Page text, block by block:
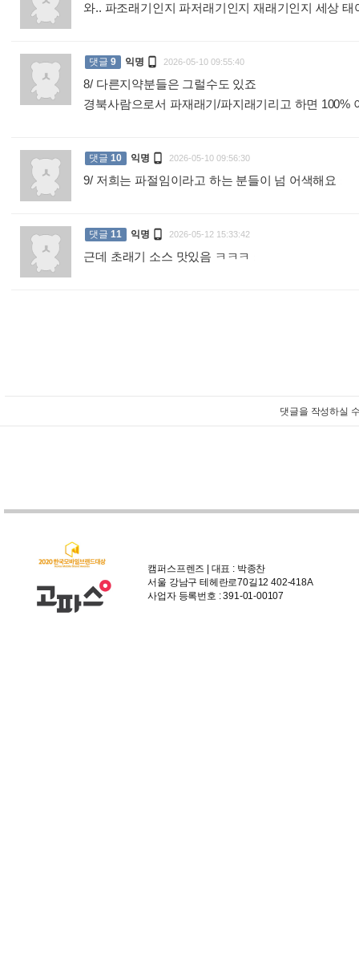
와.. 파조래기인지 파저래기인지 재래기인지 세상
댓글 9 익명  2026-05-10 09:55:40
8/ 다른지약분들은 그럴수도 있죠
경북사람으로서 파재래기/파지래기리고 하면
댓글 10 익명  2026-05-10 09:56:30
9/ 저희는 파절임이라고 하는 분들이 넘 어색해요
댓글 11 익명  2026-05-12 15:33:42
근데 초래기 소스 맛있음 ㅋㅋㅋ
댓글을 작성하실
캠퍼스프렌즈 | 대표 : 박종찬
서울 강남구 테헤란로70길12 402-418A
사업자 등록번호 : 391-01-00107